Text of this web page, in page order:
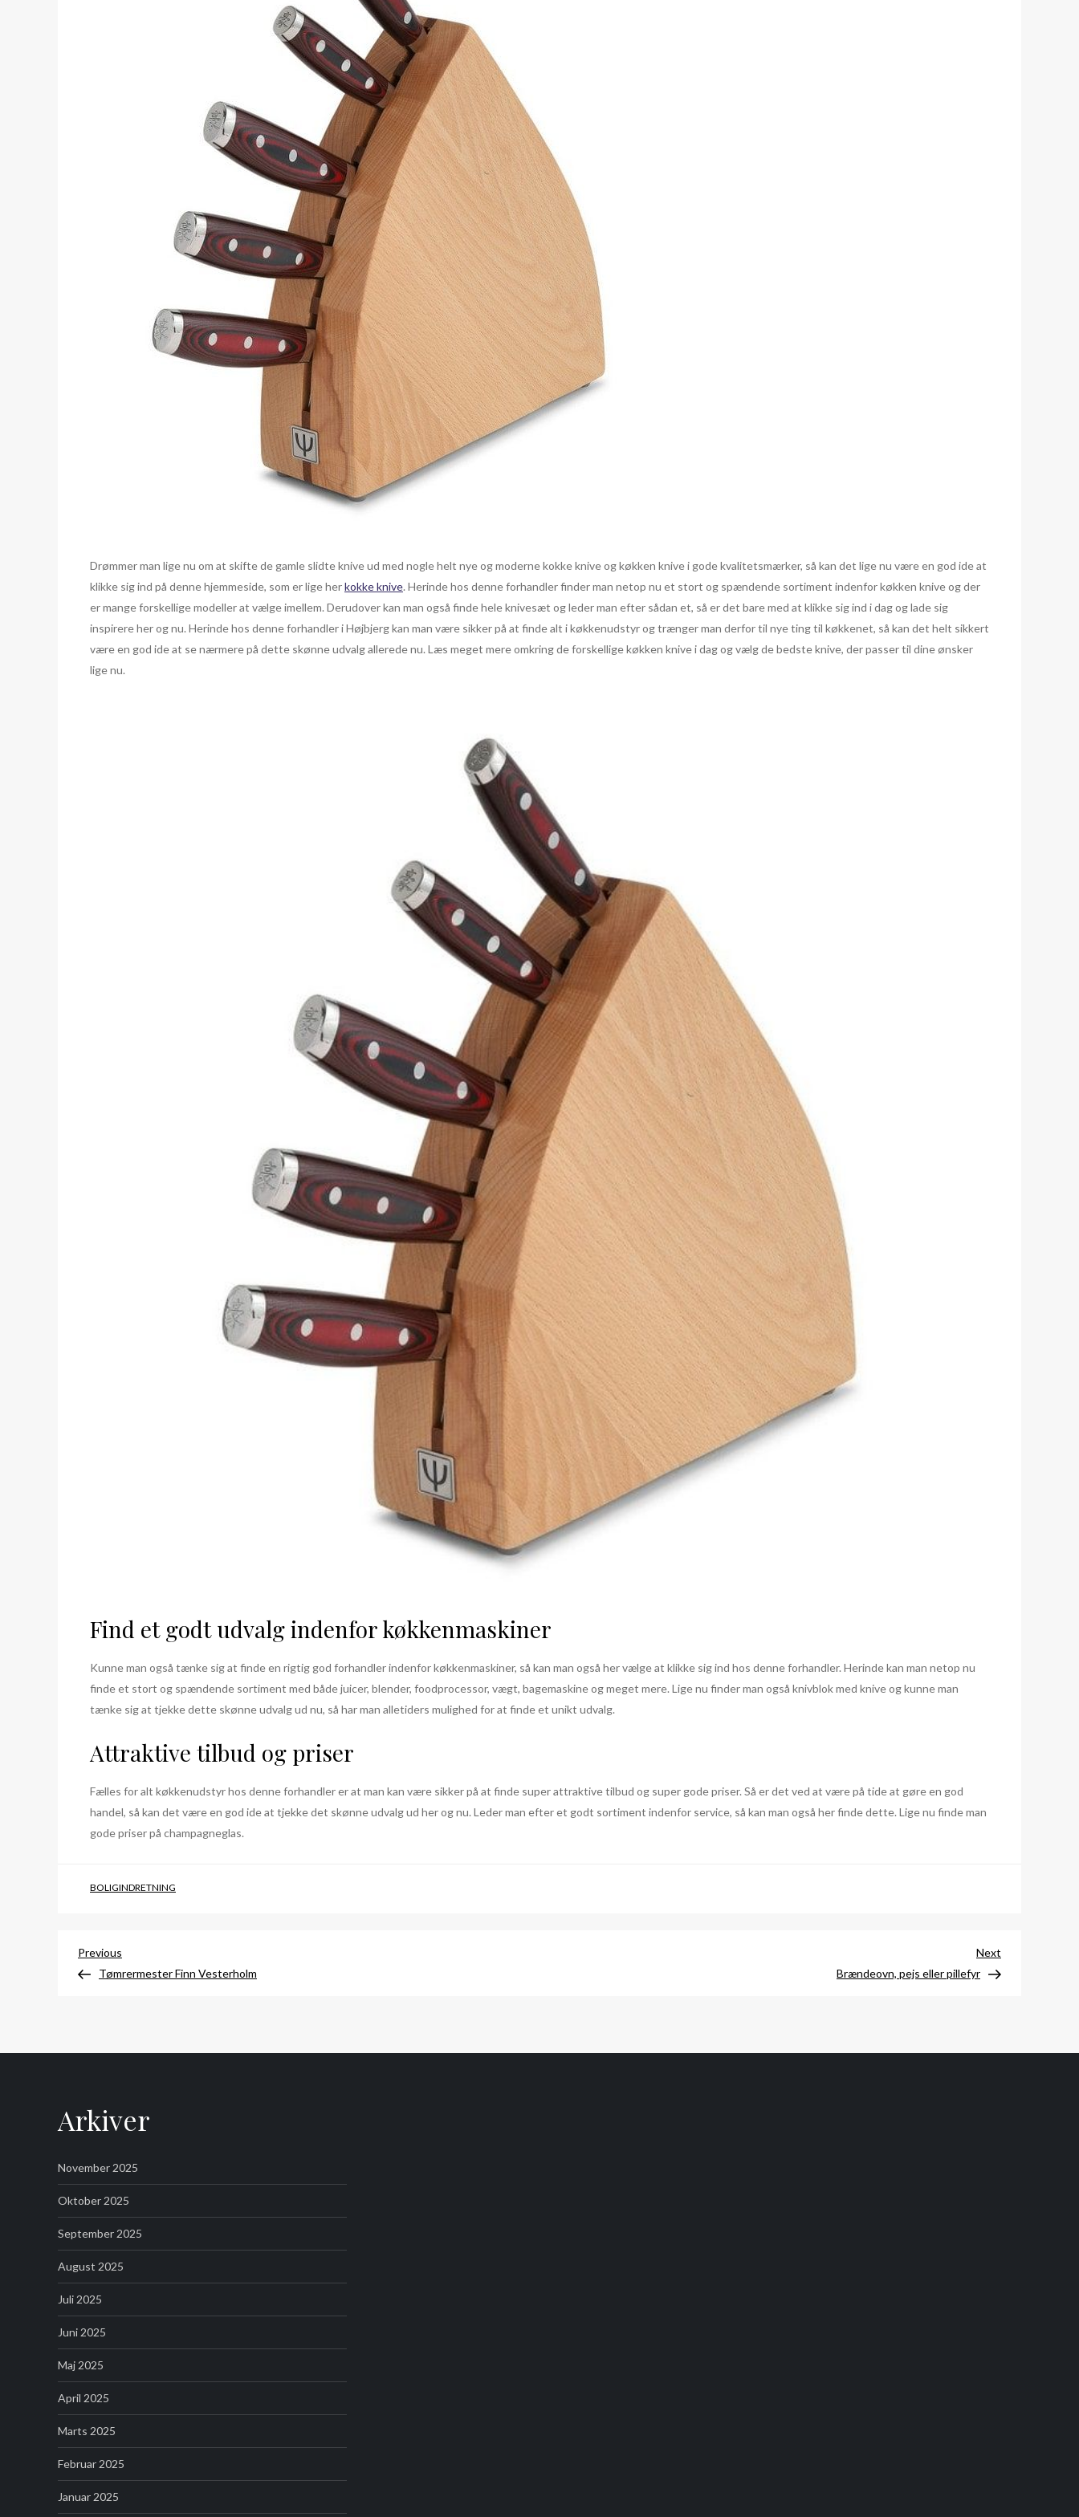
Drømmer man lige nu om at skifte de gamle slidte knive ud med nogle helt nye og moderne kokke knive og køkken knive i gode kvalitetsmærker, så kan det lige nu være en god ide at
klikke sig ind på denne hjemmeside, som er lige herkokke knive. Herinde hos denne forhandler finder man netop nu et stort og spændende sortiment indenfor køkken knive og der
er mange forskellige modeller at vælge imellem. Derudover kan man også finde hele knivesæt og leder man efter sådan et, så er det bare med at klikke sig ind i dag og lade sig
inspirere her og nu. Herinde hos denne forhandler i Højbjerg kan man være sikker på at finde alt i køkkenudstyr og trænger man derfor til nye ting til køkkenet, så kan det helt sikkert
være en god ide at se nærmere på dette skønne udvalg allerede nu. Læs meget mere omkring de forskellige køkken knive i dag og vælg de bedste knive, der passer til dine ønsker
lige nu.
Find et godt udvalg indenfor køkkenmaskiner
Kunne man også tænke sig at finde en rigtig god forhandler indenfor køkkenmaskiner, så kan man også her vælge at klikke sig ind hos denne forhandler. Herinde kan man netop nu
finde et stort og spændende sortiment med både juicer, blender, foodprocessor, vægt, bagemaskine og meget mere. Lige nu finder man også knivblok med knive og kunne man
tænke sig at tjekke dette skønne udvalg ud nu, så har man alletiders mulighed for at finde et unikt udvalg.
Attraktive tilbud og priser
Fælles for alt køkkenudstyr hos denne forhandler er at man kan være sikker på at finde super attraktive tilbud og super gode priser. Så er det ved at være på tide at gøre en god
handel, så kan det være en god ide at tjekke det skønne udvalg ud her og nu. Leder man efter et godt sortiment indenfor service, så kan man også her finde dette. Lige nu finde man
gode priser på champagneglas.
BOLIGINDRETNING
Indlægsnavigation
Previous
Post
Previous
Tømrermester Finn Vesterholm
Post
Next
Brændeovn, pejs eller pillefyr
Arkiver
November 2025
Oktober 2025
September 2025
August 2025
Juli 2025
Juni 2025
Maj 2025
April 2025
Marts 2025
Februar 2025
Januar 2025